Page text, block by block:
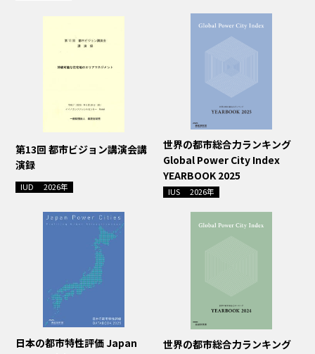
第13回 都市ビジョン講演会講
演録
IUD 2026年
世界の都市総合力ランキング
Global Power City Index
YEARBOOK 2025
IUS 2026年
日本の都市特性評価 Japan
世界の都市総合力ランキング